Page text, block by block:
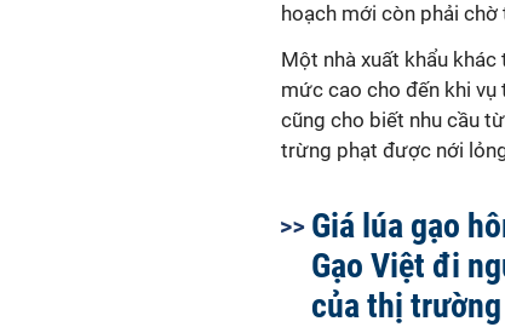
hoạch mới còn phải
Một nhà xuất khẩu
mức cao cho đến khi vụ
cũng cho biết nhu cầu
trừng phạt được nới
Giá lúa gạo
Gạo Việt đi
của thị